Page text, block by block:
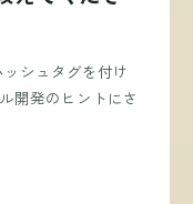
ッシュタグを付け
開発のヒントにさ